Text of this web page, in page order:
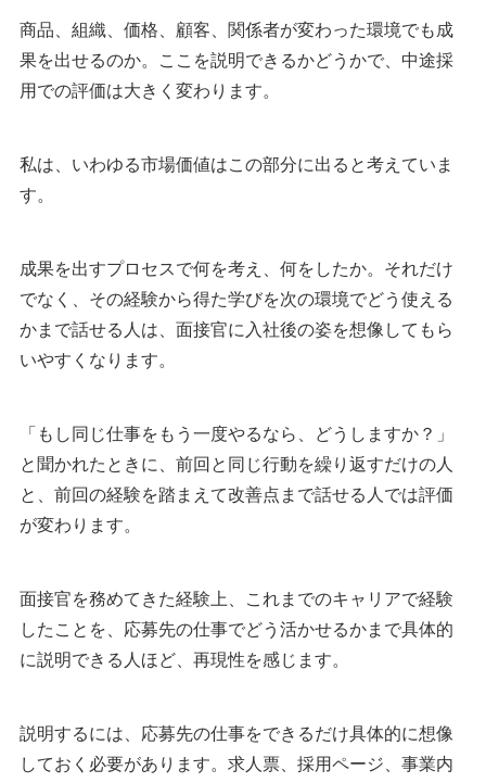
商品、組織、価格、顧客、関係者が変わった環境でも成
果を出せるのか。ここを説明できるかどうかで、中途採
用での評価は大きく変わります。
私は、いわゆる市場価値はこの部分に出ると考えていま
す。
成果を出すプロセスで何を考え、何をしたか。それだけ
でなく、その経験から得た学びを次の環境でどう使える
かまで話せる人は、面接官に入社後の姿を想像してもら
いやすくなります。
「もし同じ仕事をもう一度やるなら、どうしますか？」
と聞かれたときに、前回と同じ行動を繰り返すだけの人
と、前回の経験を踏まえて改善点まで話せる人では評価
が変わります。
面接官を務めてきた経験上、これまでのキャリアで経験
したことを、応募先の仕事でどう活かせるかまで具体的
に説明できる人ほど、再現性を感じます。
説明するには、応募先の仕事をできるだけ具体的に想像
しておく必要があります。求人票、採用ページ、事業内